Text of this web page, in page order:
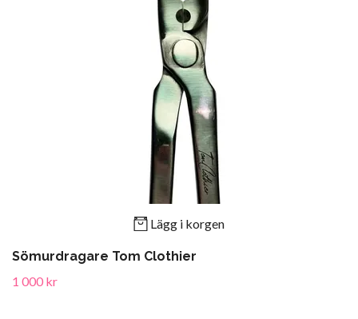
Lägg i korgen
Sömurdragare Tom Clothier
1 000 kr